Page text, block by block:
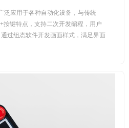
泛应用于各种自动化设备，与传统
按键特点，支持二次开发编程，用户
过组态软件开发画面样式，满足界面
由上位机软件完成，HMI下载工程即